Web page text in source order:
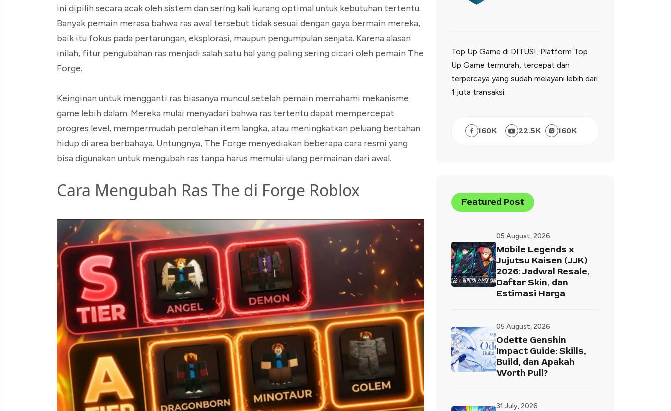
ini dipilih secara acak oleh sistem dan sering kali kurang optimal untuk kebutuhan tertentu.
Banyak pemain merasa bahwa ras awal tersebut tidak sesuai dengan gaya bermain mereka,
baik itu fokus pada pertarungan, eksplorasi, maupun pengumpulan senjata. Karena alasan
inilah, fitur pengubahan ras menjadi salah satu hal yang paling sering dicari oleh pemain The
Forge.
Keinginan untuk mengganti ras biasanya muncul setelah pemain memahami mekanisme
game lebih dalam. Mereka mulai menyadari bahwa ras tertentu dapat mempercepat
progres level, mempermudah perolehan item langka, atau meningkatkan peluang bertahan
hidup di area berbahaya. Untungnya, The Forge menyediakan beberapa cara resmi yang
bisa digunakan untuk mengubah ras tanpa harus memulai ulang permainan dari awal.
Cara Mengubah Ras The di Forge Roblox
Top Up Game di DITUSI, Platform Top
Up Game termurah, tercepat dan
terpercaya yang sudah melayani lebih dari
1 juta transaksi.
160K 22.5K 160K
Featured Post
05 August, 2026
Mobile Legends x
Jujutsu Kaisen (JJK)
2026: Jadwal Resale,
Daftar Skin, dan
Estimasi Harga
05 August, 2026
Odette Genshin
Impact Guide: Skills,
Build, dan Apakah
Worth Pull?
31 July, 2026